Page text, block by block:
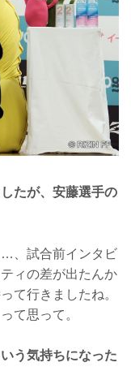
たが、安藤選手の
、試合前インタビ
ィの差が出たんか
て行きましたね。
て思って。
う気持ちになった